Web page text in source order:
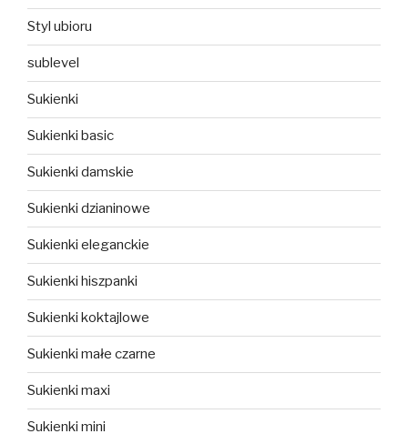
Styl ubioru
sublevel
Sukienki
Sukienki basic
Sukienki damskie
Sukienki dzianinowe
Sukienki eleganckie
Sukienki hiszpanki
Sukienki koktajlowe
Sukienki małe czarne
Sukienki maxi
Sukienki mini